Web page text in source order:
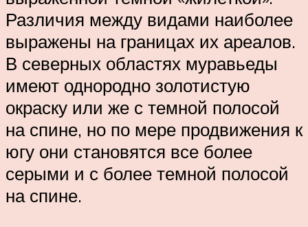
Различия между видами наиболее
выражены на границах их ареалов.
В северных областях муравьеды
имеют однородно золотистую
окраску или же с темной полосой
на спине, но по мере продвижения к
югу они становятся все более
серыми и с более темной полосой
на спине.